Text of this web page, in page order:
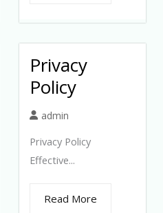
Privacy
Policy
admin
Privacy Policy
Effective...
Read More